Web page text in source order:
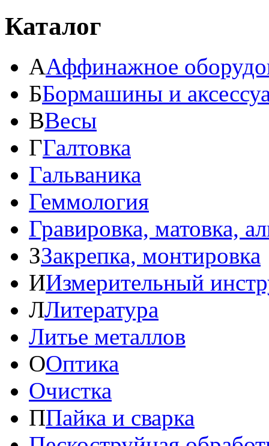
Каталог
ААффинажное
ББормашины и
ВВесы
ГГалтовка
Гальваника
Геммология
Гравировка, матовка,
ЗЗакрепка, монтировка
ИИзмерительный
ЛЛитература
Литье металлов
ООптика
Очистка
ППайка и сварка